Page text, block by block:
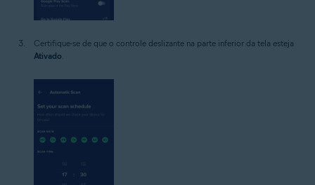
Certifique-se de que o controle deslizante na parte inferior da tela esteja
Ativado.